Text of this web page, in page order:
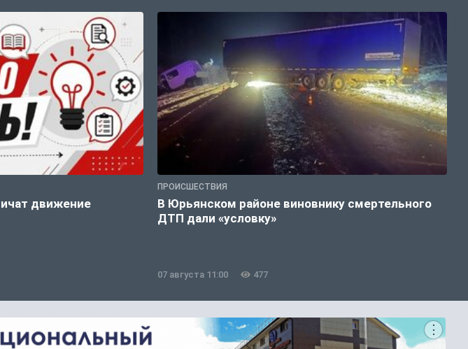
движение
ПРОИСШЕСТВИЯ
В Юрьянском районе виновнику смертельного
ДТП дали «условку»
07 августа 11:00 477